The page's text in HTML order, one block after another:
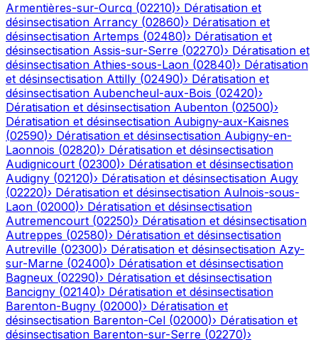
Armentières-sur-Ourcq (02210)› Dératisation et
désinsectisation Arrancy (02860)› Dératisation et
désinsectisation Artemps (02480)› Dératisation et
désinsectisation Assis-sur-Serre (02270)› Dératisation et
désinsectisation Athies-sous-Laon (02840)› Dératisation
et désinsectisation Attilly (02490)› Dératisation et
désinsectisation Aubencheul-aux-Bois (02420)›
Dératisation et désinsectisation Aubenton (02500)›
Dératisation et désinsectisation Aubigny-aux-Kaisnes
(02590)› Dératisation et désinsectisation Aubigny-en-
Laonnois (02820)› Dératisation et désinsectisation
Audignicourt (02300)› Dératisation et désinsectisation
Audigny (02120)› Dératisation et désinsectisation Augy
(02220)› Dératisation et désinsectisation Aulnois-sous-
Laon (02000)› Dératisation et désinsectisation
Autremencourt (02250)› Dératisation et désinsectisation
Autreppes (02580)› Dératisation et désinsectisation
Autreville (02300)› Dératisation et désinsectisation Azy-
sur-Marne (02400)› Dératisation et désinsectisation
Bagneux (02290)› Dératisation et désinsectisation
Bancigny (02140)› Dératisation et désinsectisation
Barenton-Bugny (02000)› Dératisation et
désinsectisation Barenton-Cel (02000)› Dératisation et
désinsectisation Barenton-sur-Serre (02270)›